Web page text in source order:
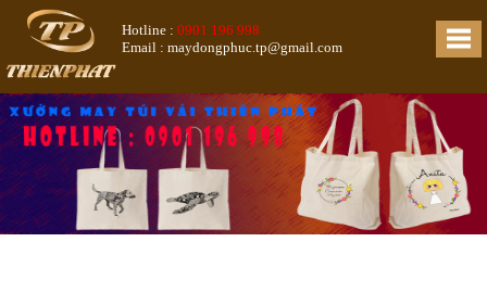
Hotline : 0901 196 998
Email : maydongphuc.tp@gmail.com